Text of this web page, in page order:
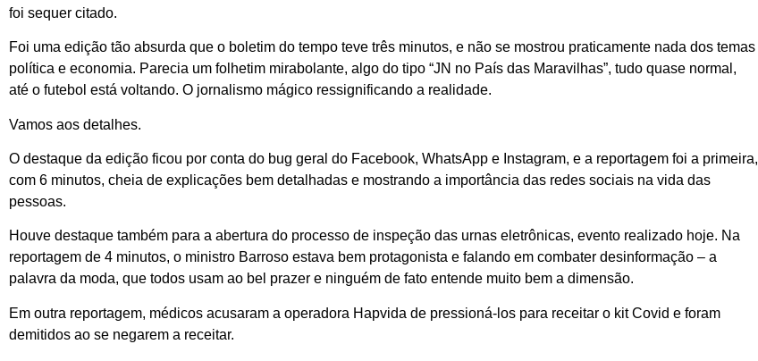
foi sequer citado.
Foi uma edição tão absurda que o boletim do tempo teve três minutos, e não se mostrou praticamente nada dos temas
política e economia. Parecia um folhetim mirabolante, algo do tipo “JN no País das Maravilhas”, tudo quase normal,
até o futebol está voltando. O jornalismo mágico ressignificando a realidade.
Vamos aos detalhes.
O destaque da edição ficou por conta do bug geral do Facebook, WhatsApp e Instagram, e a reportagem foi a primeira,
com 6 minutos, cheia de explicações bem detalhadas e mostrando a importância das redes sociais na vida das
pessoas.
Houve destaque também para a abertura do processo de inspeção das urnas eletrônicas, evento realizado hoje. Na
reportagem de 4 minutos, o ministro Barroso estava bem protagonista e falando em combater desinformação – a
palavra da moda, que todos usam ao bel prazer e ninguém de fato entende muito bem a dimensão.
Em outra reportagem, médicos acusaram a operadora Hapvida de pressioná-los para receitar o kit Covid e foram
demitidos ao se negarem a receitar.